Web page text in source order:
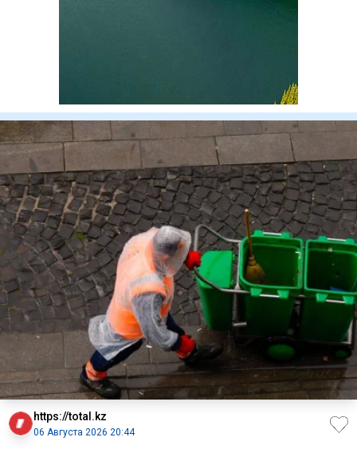
https://total.kz
06 Августа 2026 20:44